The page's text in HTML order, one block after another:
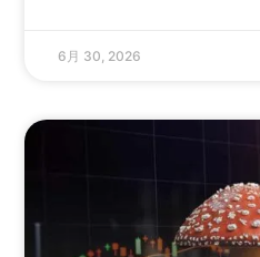
6月 30, 2026